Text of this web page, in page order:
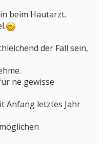
beim Hautarzt.
der Fall sein,
ne gewisse
Anfang letztes Jahr